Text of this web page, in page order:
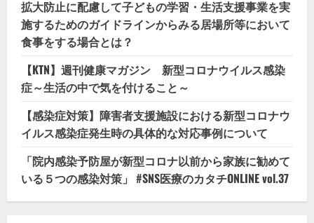
拡大防止に配慮して子どもの学習・生活支援事業を実
施するためのガイドラインからみる居場所等において
食事をする場合とは？
【KTN】週刊健康マガジン 新型コロナウイルス感染
症～生活の中で気を付けること～
【感染症対策】障害者支援施設における新型コロナウ
イルス感染症発生時の具体的な対応事例について
「院内感染予防屋が新型コロナ以前から家族に勧めて
いる５つの感染対策」 #SNS医療のカタチONLINE vol.37